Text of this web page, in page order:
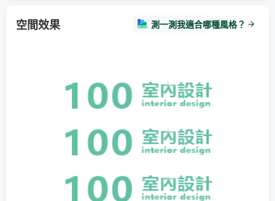
空間效果 測一測我適合哪種風格？